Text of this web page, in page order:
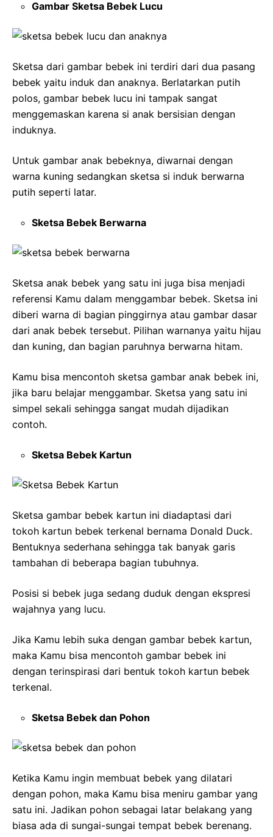
Gambar Sketsa Bebek Lucu
Sketsa dari gambar bebek ini terdiri dari dua pasang
bebek yaitu induk dan anaknya. Berlatarkan putih
polos, gambar bebek lucu ini tampak sangat
menggemaskan karena si anak bersisian dengan
induknya.
Untuk gambar anak bebeknya, diwarnai dengan
warna kuning sedangkan sketsa si induk berwarna
putih seperti latar.
Sketsa Bebek Berwarna
Sketsa anak bebek yang satu ini juga bisa menjadi
referensi Kamu dalam menggambar bebek. Sketsa ini
diberi warna di bagian pinggirnya atau gambar dasar
dari anak bebek tersebut. Pilihan warnanya yaitu hijau
dan kuning, dan bagian paruhnya berwarna hitam.
Kamu bisa mencontoh sketsa gambar anak bebek ini,
jika baru belajar menggambar. Sketsa yang satu ini
simpel sekali sehingga sangat mudah dijadikan
contoh.
Sketsa Bebek Kartun
Sketsa gambar bebek kartun ini diadaptasi dari
tokoh kartun bebek terkenal bernama Donald Duck.
Bentuknya sederhana sehingga tak banyak garis
tambahan di beberapa bagian tubuhnya.
Posisi si bebek juga sedang duduk dengan ekspresi
wajahnya yang lucu.
Jika Kamu lebih suka dengan gambar bebek kartun,
maka Kamu bisa mencontoh gambar bebek ini
dengan terinspirasi dari bentuk tokoh kartun bebek
terkenal.
Sketsa Bebek dan Pohon
Ketika Kamu ingin membuat bebek yang dilatari
dengan pohon, maka Kamu bisa meniru gambar yang
satu ini. Jadikan pohon sebagai latar belakang yang
biasa ada di sungai-sungai tempat bebek berenang.